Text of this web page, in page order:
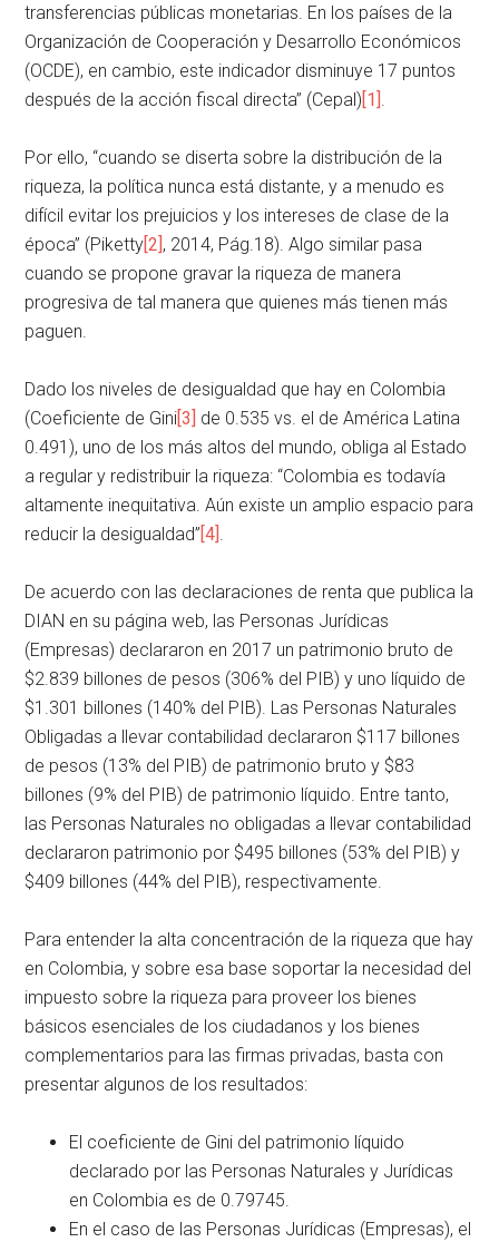
transferencias públicas monetarias. En los países de la
Organización de Cooperación y Desarrollo Económicos
(OCDE), en cambio, este indicador disminuye 17 puntos
después de la acción fiscal directa” (Cepal)[1]
Por ello, “cuando se diserta sobre la distribución de la
riqueza, la política nunca está distante, y a menudo es
difícil evitar los prejuicios y los intereses de clase de la
época” (Piketty[2], 2014, Pág.18). Algo similar pasa
cuando se propone gravar la riqueza de manera
progresiva de tal manera que quienes más tienen más
paguen.
Dado los niveles de desigualdad que hay en Colombia
(Coeficiente de Gini[3] de 0.535 vs. el de América Latina
0.491), uno de los más altos del mundo, obliga al Estado
a regular y redistribuir la riqueza: “Colombia es todavía
altamente inequitativa. Aún existe un amplio espacio para
reducir la desigualdad”[4]
De acuerdo con las declaraciones de renta que publica la
DIAN en su página web, las Personas Jurídicas
(Empresas) declararon en 2017 un patrimonio bruto de
$2.839 billones de pesos (306% del PIB) y uno líquido de
$1.301 billones (140% del PIB). Las Personas Naturales
Obligadas a llevar contabilidad declararon $117 billones
de pesos (13% del PIB) de patrimonio bruto y $83
billones (9% del PIB) de patrimonio líquido. Entre tanto,
las Personas Naturales no obligadas a llevar contabilidad
declararon patrimonio por $495 billones (53% del PIB) y
$409 billones (44% del PIB), respectivamente.
Para entender la alta concentración de la riqueza que hay
en Colombia, y sobre esa base soportar la necesidad del
impuesto sobre la riqueza para proveer los bienes
básicos esenciales de los ciudadanos y los bienes
complementarios para las firmas privadas, basta con
presentar algunos de los resultados:
El coeficiente de Gini del patrimonio líquido
declarado por las Personas Naturales y Jurídicas
en Colombia es de 0.79745.
En el caso de las Personas Jurídicas (Empresas), el